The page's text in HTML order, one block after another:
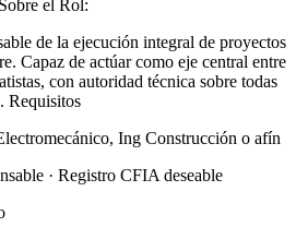
el Rol:
de la ejecución integral de proyectos
Capaz de actúar como eje central entre
con autoridad técnica sobre todas
Requisitos
Ing Construcción o afín
· Registro CFIA deseable